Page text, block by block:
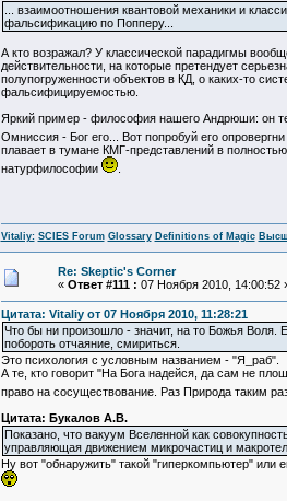
... взаимоотношения квантовой механики и
фальсификацию по Попперу...
А кто возражал? У классической парадигмы
действительности, на которые претендует
полупогруженности объектов в КД, о каких-то
фальсифицируемостью.
Яркий пример - философия нашего Андрюши: он
Омниссия - Бог его... Вот попробуй его опровергни
плавает в тумане КМГ-представлений в
натурфилософии
.
Vitaliy: SCIES Forum Glossary Definitions of Magic
Re: Skeptic's Corner
« Ответ #111 : 07 Ноября 2010, 14:00:52
Цитата: Vitaliy от 07 Ноября 2010, 11:28:21
Что бы ни произошло - значит, на то Божья
побороть отчаяние, смириться.
Это психология с условным названием - "Я_раб".
А те, кто говорит "На Бога надейся, да сам не
право на сосуществование. Раз Природа таким
Цитата: Букалов А.В.
Показано, что вакуум Вселенной как
управляющая движением микрочастиц и
Ну вот "обнаружить" такой "гиперкомпьютер" или